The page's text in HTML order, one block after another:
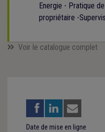
Energie - Pratique
propriétaire -
Voir le catalogue complet
Date de mise en ligne